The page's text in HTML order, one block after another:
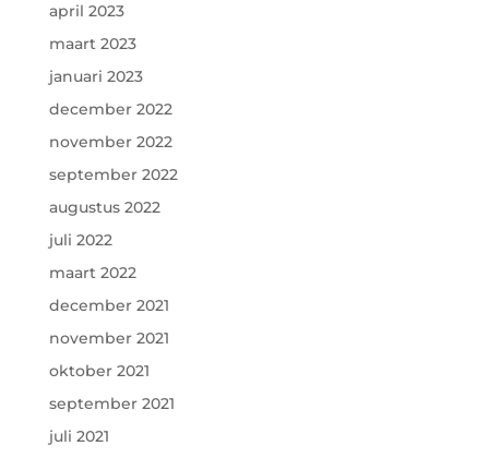
april 2023
maart 2023
januari 2023
december 2022
november 2022
september 2022
augustus 2022
juli 2022
maart 2022
december 2021
november 2021
oktober 2021
september 2021
juli 2021